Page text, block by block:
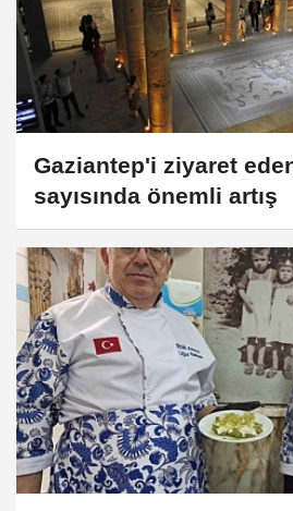
Gaziantep'i ziyaret
sayısında önemli artış